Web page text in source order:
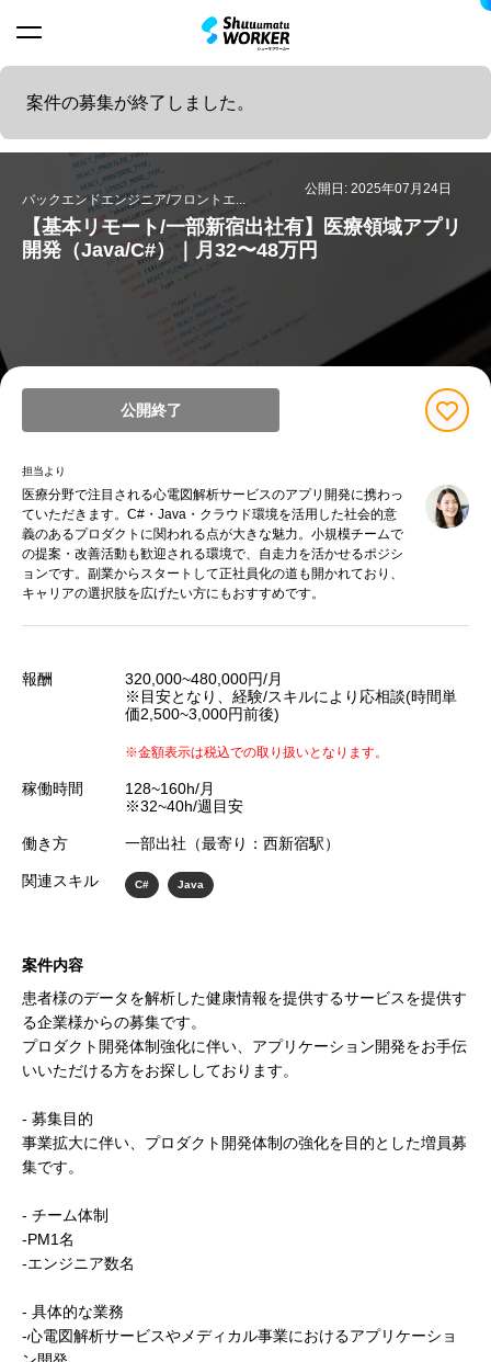
案件の募集が終了しました。
バックエンドエンジニア/フロントエ...
【基本リモート/一部新宿出社有】医療領域アプリ
開発（Java/C#）｜月32〜48万円
公開日: 2025年07月24日
公開終了
担当より
医療分野で注目される心電図解析サービスのアプリ開発に携わっ
ていただきます。C#・Java・クラウド環境を活用した社会的意
義のあるプロダクトに関われる点が大きな魅力。小規模チームで
の提案・改善活動も歓迎される環境で、自走力を活かせるポジシ
ョンです。副業からスタートして正社員化の道も開かれており、
キャリアの選択肢を広げたい方にもおすすめです。
報酬
320,000~480,000円/月
※目安となり、経験/スキルにより応相談(時間単
価2,500~3,000円前後)
※金額表示は税込での取り扱いとなります。
稼働時間
128~160h/月
※32~40h/週目安
働き方 一部出社（最寄り：西新宿駅）
関連スキル C# Java
案件内容
患者様のデータを解析した健康情報を提供するサービスを提供す
る企業様からの募集です。
プロダクト開発体制強化に伴い、アプリケーション開発をお手伝
いいただける方をお探ししております。
- 募集目的
事業拡大に伴い、プロダクト開発体制の強化を目的とした増員募
集です。
- チーム体制
-PM1名
-エンジニア数名
- 具体的な業務
-心電図解析サービスやメディカル事業におけるアプリケーショ